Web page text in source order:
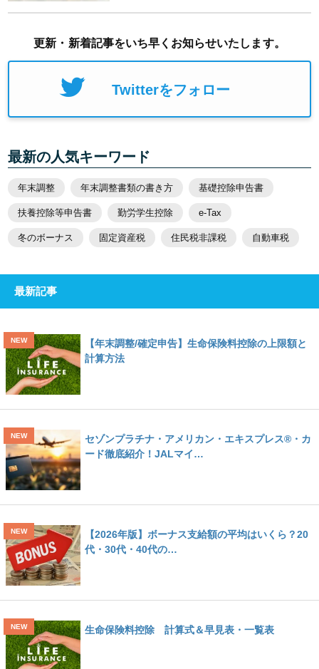
更新・新着記事をいち早くお知らせいたします。
Twitterをフォロー
最新の人気キーワード
年末調整 年末調整書類の書き方 基礎控除申告書
扶養控除等申告書 勤労学生控除 e-Tax
冬のボーナス 固定資産税 住民税非課税 自動車税
最新記事
【年末調整/確定申告】生命保険料控除の上限額と
計算方法
セゾンプラチナ・アメリカン・エキスプレス®・カ
ード徹底紹介！JALマイ…
【2026年版】ボーナス支給額の平均はいくら？20
代・30代・40代の…
生命保険料控除 計算式＆早見表・一覧表